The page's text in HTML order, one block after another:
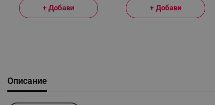
+ Добави + Добави
Описание